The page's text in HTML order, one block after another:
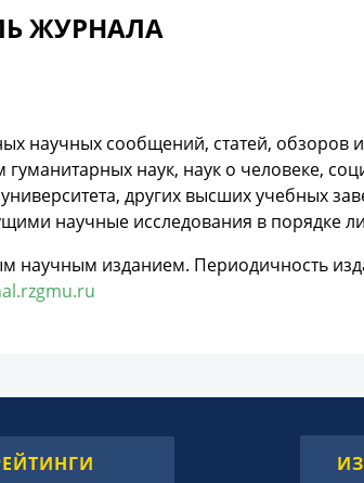
ЖУРНАЛА
научных сообщений, статей,
наук, наук о человеке,
других высших учебных
научные исследования в порядке
научным изданием. Периодичность